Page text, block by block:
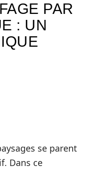
PAR
: UN
se parent
Dans ce